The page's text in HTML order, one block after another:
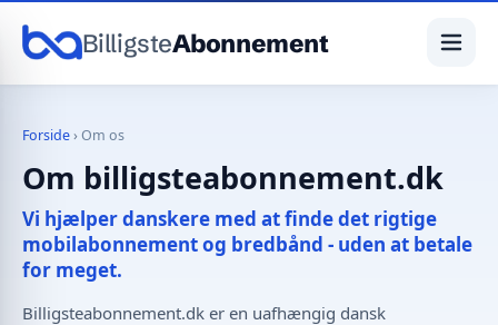
BilligsteAbonnement
Forside›Om os
Om billigsteabonnement.dk
Vi hjælper danskere med at finde det rigtige
mobilabonnement og bredbånd - uden at betale
for meget.
Billigsteabonnement.dk er en uafhængig dansk